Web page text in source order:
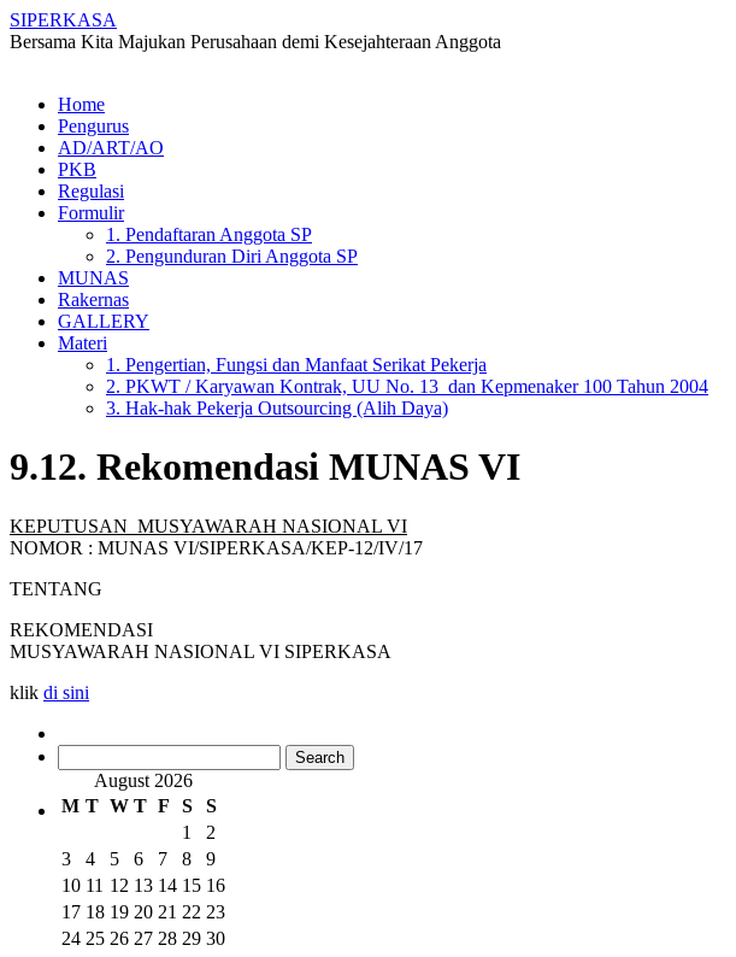
SIPERKASA
Bersama Kita Majukan Perusahaan demi Kesejahteraan Anggota
Skip
content
Home
Pengurus
AD/ART/AO
PKB
Regulasi
Formulir
1. Pendaftaran Anggota SP
2. Pengunduran Diri Anggota SP
MUNAS
Rakernas
GALLERY
Materi
1. Pengertian, Fungsi dan Manfaat Serikat Pekerja
2. PKWT / Karyawan Kontrak, UU No. 13 dan Kepmenaker 100 Tahun 2004
3. Hak-hak Pekerja Outsourcing (Alih Daya)
9.12. Rekomendasi MUNAS VI
KEPUTUSAN MUSYAWARAH NASIONAL VI
NOMOR : MUNAS VI/SIPERKASA/KEP-12/IV/17
TENTANG
REKOMENDASI
MUSYAWARAH NASIONAL VI SIPERKASA
klik di sini
for: August 2026
M T W T F S
S
1
2
3
4 5 6 7 8
9
10 11 12 13 14 15 16
17 18 19 20 21 22 23
24 25 26 27 28 29 30